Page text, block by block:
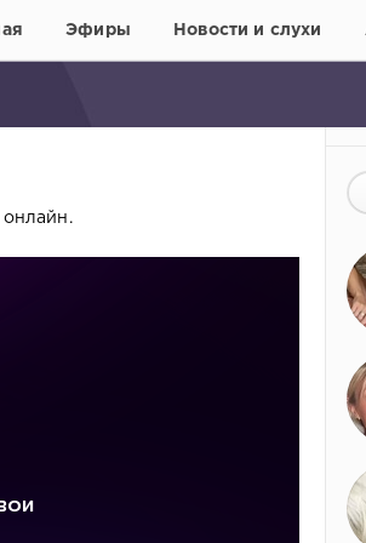
Эфиры Новости и слухи